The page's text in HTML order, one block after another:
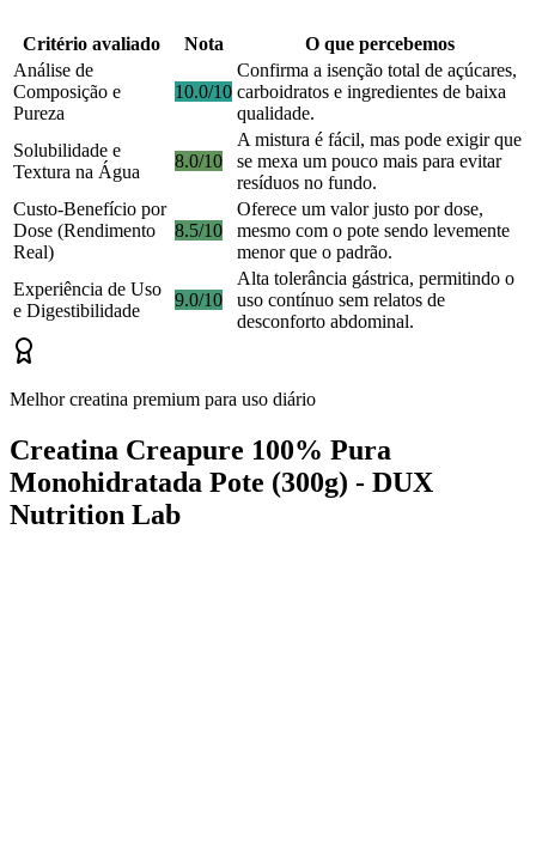
Critério avaliado Nota
O que percebemos
Análise de
Composição e
Pureza
10.0/10
Confirma a isenção total de açúcares,
carboidratos e ingredientes de baixa
qualidade.
Solubilidade e
Textura na Água
8.0/10
A mistura é fácil, mas pode exigir que
se mexa um pouco mais para evitar
resíduos no fundo.
Custo-Benefício por
Dose (Rendimento
Real)
8.5/10
Oferece um valor justo por dose,
mesmo com o pote sendo levemente
menor que o padrão.
Experiência de Uso
e Digestibilidade
9.0/10
Alta tolerância gástrica, permitindo o
uso contínuo sem relatos de
desconforto abdominal.
Melhor creatina premium para uso diário
Creatina Creapure 100% Pura
Monohidratada Pote (300g) - DUX
Nutrition Lab